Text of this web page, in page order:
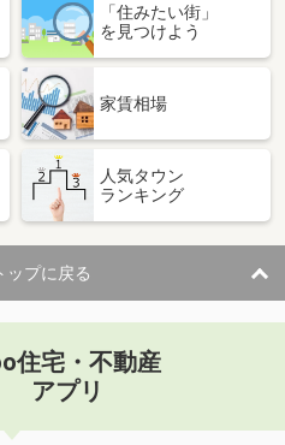
「住みたい街」
を見つけよう
家賃相場
人気タウン
ランキング
ップに戻る
住宅・不動産
アプリ